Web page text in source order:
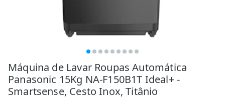
Máquina de Lavar Roupas Automática
Panasonic 15Kg NA-F150B1T Ideal+ -
Smartsense, Cesto Inox, Titânio